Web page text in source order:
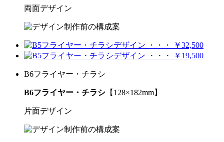
両面デザイン
B6フライヤー・チラシ
B6フライヤー・チラシ 【128×182mm】
片面デザイン